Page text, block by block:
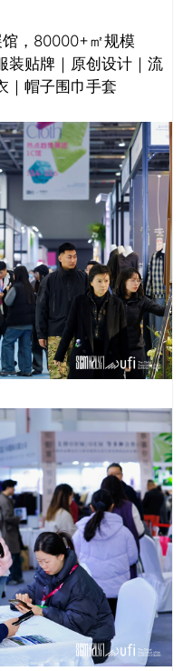
，80000+㎡规模
装贴牌｜原创设计｜流
｜帽子围巾手套